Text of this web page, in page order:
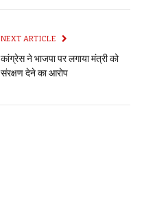
NEXT ARTICLE
कांग्रेस ने भाजपा पर लगाया मंत्री को
संरक्षण देने का आरोप